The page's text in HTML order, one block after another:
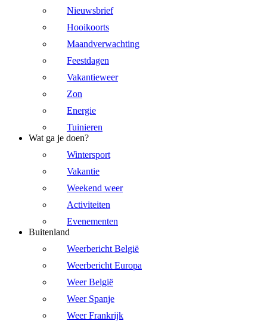
Nieuwsbrief
Hooikoorts
Maandverwachting
Feestdagen
Vakantieweer
Zon
Energie
Tuinieren
Wat ga je doen?
Wintersport
Vakantie
Weekend weer
Activiteiten
Evenementen
Buitenland
Weerbericht België
Weerbericht Europa
Weer België
Weer Spanje
Weer Frankrijk